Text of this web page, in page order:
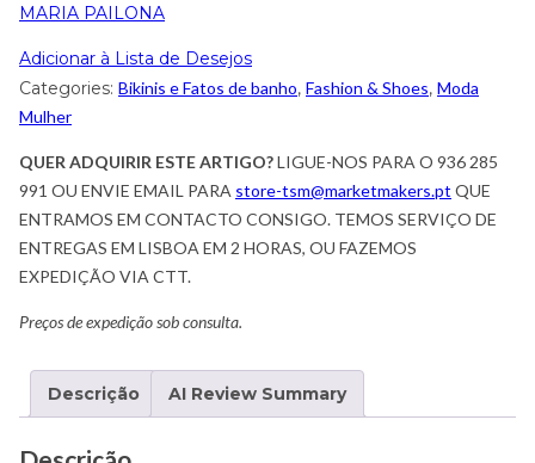
MARIA PAILONA
Adicionar à Lista de Desejos
Categories: Bikinis e Fatos de banho, Fashion & Shoes, Moda
Mulher
QUER ADQUIRIR ESTE ARTIGO?LIGUE-NOS PARA O 936 285
991 OU ENVIE EMAIL PARA store-tsm@marketmakers.pt QUE
ENTRAMOS EM CONTACTO CONSIGO. TEMOS SERVIÇO DE
ENTREGAS EM LISBOA EM 2 HORAS, OU FAZEMOS
EXPEDIÇÃO VIA CTT.
Preços de expedição sob consulta.
Descrição AI Review Summary